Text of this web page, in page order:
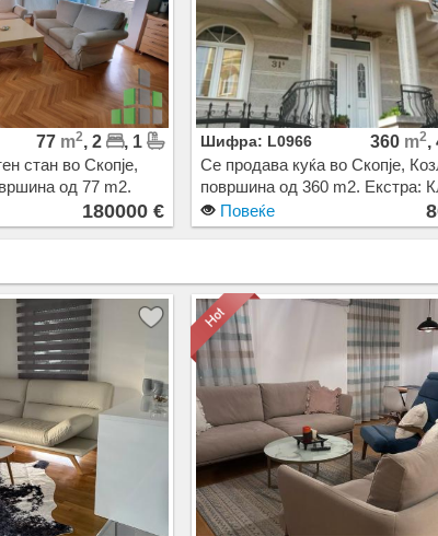
77 m2, 2
, 1
стан во Скопје,
од 77 m2.
Парно, Лифт.
180000 €
Шифра: L0966 360 m2,
Се продава куќа во Скопје,
површина од 360 m2. Екстра:
Сопствено парно. Цена:
Повеќе